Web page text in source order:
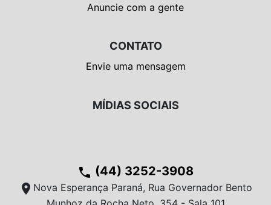
Anuncie com a gente
CONTATO
Envie uma mensagem
MÍDIAS SOCIAIS
phone (44) 3252-3908
location_on Nova Esperança Paraná, Rua Governador Bento